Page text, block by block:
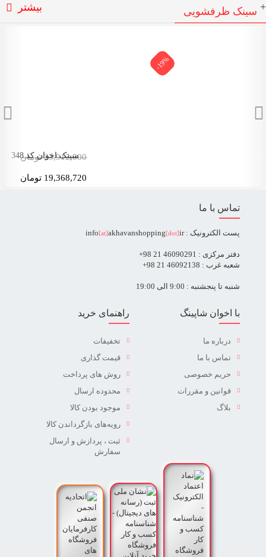
+ بیشتر سینک ظرفشویی
سینک اخوان کد 402
-19%
10,723,000 تومان
8,685,630 تومان
تماس با ما
پست الکترونیک : info [at]akhavanshopping[dot]ir
دفتر مرکزی : 46090291 21 98+
شعبه غرب : 46092138 21 98+
شنبه تا پنجشنبه : 9:00 الی 19:00
راهنمای خرید
تخفیفات
قیمت گذاری
روش های پرداخت
محدوده ارسال
موجود بودن کالا
رویه‌های بازگرداندن کالا
ثبت ، پردازش و ارسال
سفارش
با اخوان شاپینگ
درباره ما
تماس با ما
حریم خصوصی
قوانین و مقررات
بلاگ